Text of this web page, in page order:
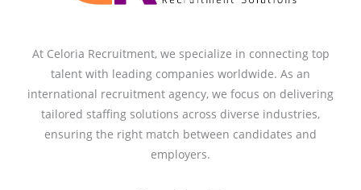
At Celoria Recruitment, we specialize in connecting top
talent with leading companies worldwide. As an
international recruitment agency, we focus on delivering
tailored staffing solutions across diverse industries,
ensuring the right match between candidates and
employers.